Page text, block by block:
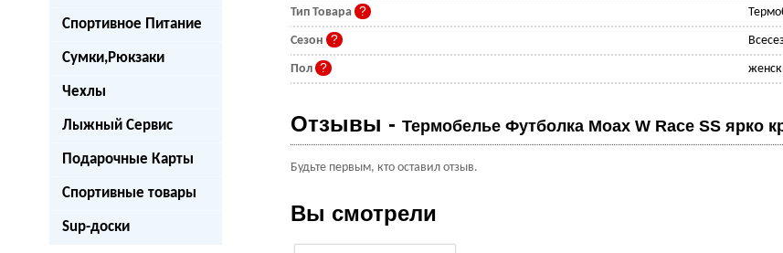
Спортивное Питание
Сумки,Рюкзаки
Чехлы
Лыжный Сервис
Подарочные Карты
Спортивные товары
Sup-доски
Тип Товара
Сезон
Пол
Отзывы -Термобелье Футболка Moax W Race SS ярко
Будьте первым, кто оставил отзыв.
Вы смотрели